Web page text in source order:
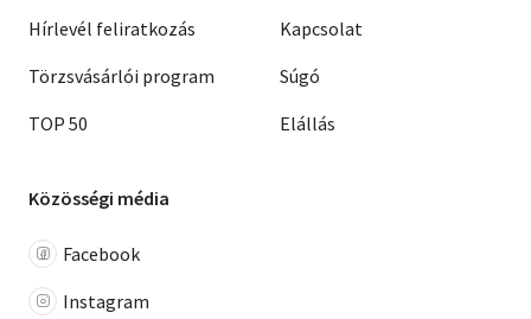
Hírlevél feliratkozás
Törzsvásárlói program
TOP 50
Kapcsolat
Súgó
Elállás
Közösségi média
Facebook
Instagram